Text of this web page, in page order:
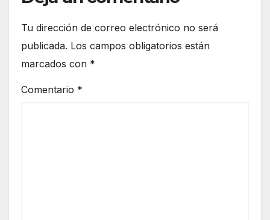
Tu dirección de correo electrónico no será
publicada. Los campos obligatorios están
marcados con *
Comentario *